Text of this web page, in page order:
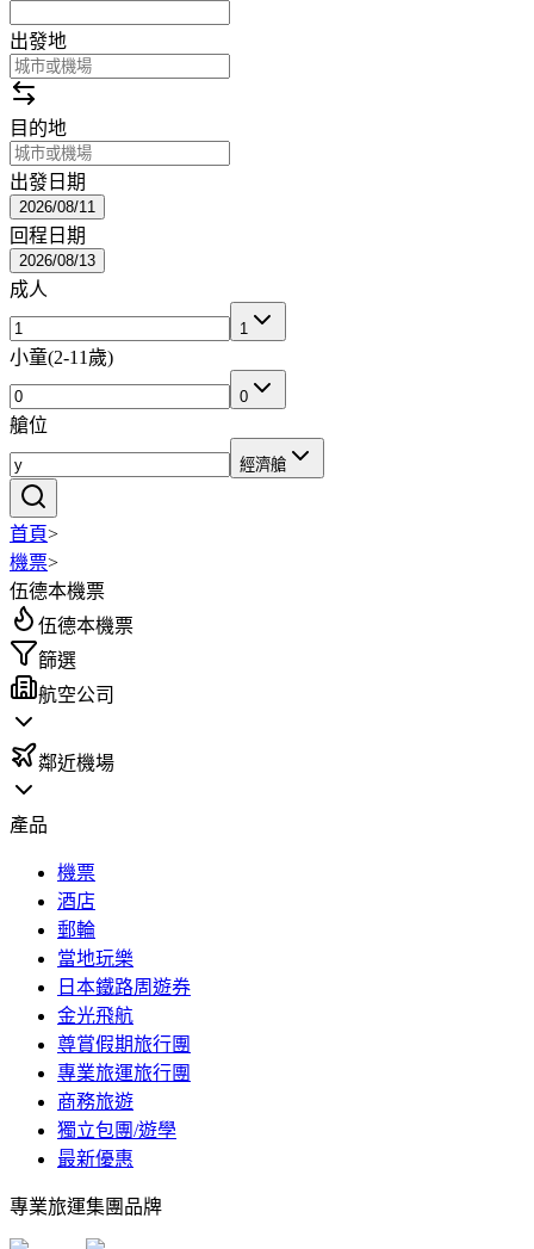
出發地
目的地
出發日期
2026/08/11
回程日期
2026/08/13
成人
1
小童(2-11歲)
0
艙位
經濟艙
首頁>
機票>
伍德本機票
伍德本機票
篩選
航空公司
鄰近機場
產品
機票
酒店
郵輪
當地玩樂
日本鐵路周遊券
金光飛航
尊賞假期旅行團
專業旅運旅行團
商務旅遊
獨立包團/遊學
最新優惠
專業旅運集團品牌